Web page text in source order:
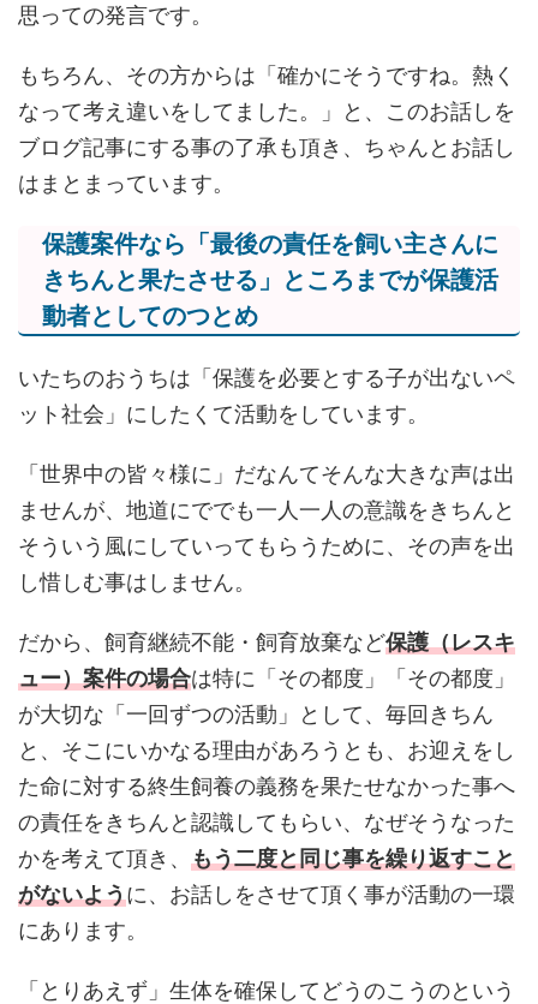
思っての発言です。
もちろん、その方からは「確かにそうですね。熱く
なって考え違いをしてました。」と、このお話しを
ブログ記事にする事の了承も頂き、ちゃんとお話し
はまとまっています。
保護案件なら「最後の責任を飼い主さんに
きちんと果たさせる」ところまでが保護活
動者としてのつとめ
いたちのおうちは「保護を必要とする子が出ないペ
ット社会」にしたくて活動をしています。
「世界中の皆々様に」だなんてそんな大きな声は出
ませんが、地道にででも一人一人の意識をきちんと
そういう風にしていってもらうために、その声を出
し惜しむ事はしません。
だから、飼育継続不能・飼育放棄など保護（レスキ
ュー）案件の場合は特に「その都度」「その都度」
が大切な「一回ずつの活動」として、毎回きちん
と、そこにいかなる理由があろうとも、お迎えをし
た命に対する終生飼養の義務を果たせなかった事へ
の責任をきちんと認識してもらい、なぜそうなった
かを考えて頂き、 もう二度と同じ事を繰り返すこと
がないように、お話しをさせて頂く事が活動の一環
にあります。
「とりあえず」生体を確保してどうのこうのという